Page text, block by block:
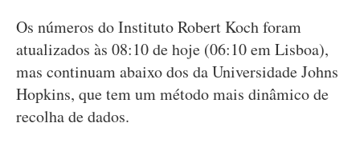
Os números do Instituto Robert Koch foram
atualizados às 08:10 de hoje (06:10 em Lisboa),
mas continuam abaixo dos da Universidade Johns
Hopkins, que tem um método mais dinâmico de
recolha de dados.